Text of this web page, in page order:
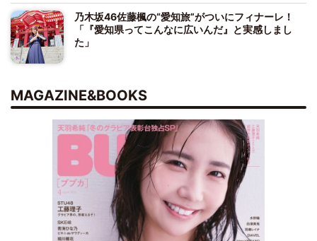
乃木坂46佐藤楓の“愛知旅”がついにフィナーレ！
「『愛知県ってこんなに広いんだ』と実感しまし
た」
MAGAZINE&BOOKS